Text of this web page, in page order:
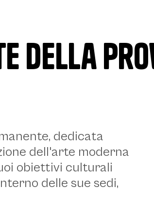
della
dedicata
dell'arte moderna
obiettivi culturali
delle sue sedi,